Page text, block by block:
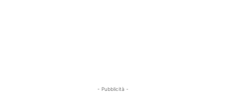
- Pubblicità -